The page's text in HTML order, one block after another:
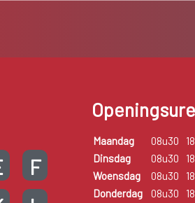
F
Maandag 08u30
Dinsdag
08u30
Woensdag
08u30
Donderdag
08u30